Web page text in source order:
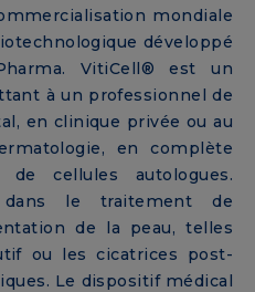
mondiale
développé
VitiCell® est un
à un professionnel de
en clinique privée ou au
en complète
cellules autologues.
le traitement de
de la peau, telles
ou les cicatrices post-
Le dispositif médical